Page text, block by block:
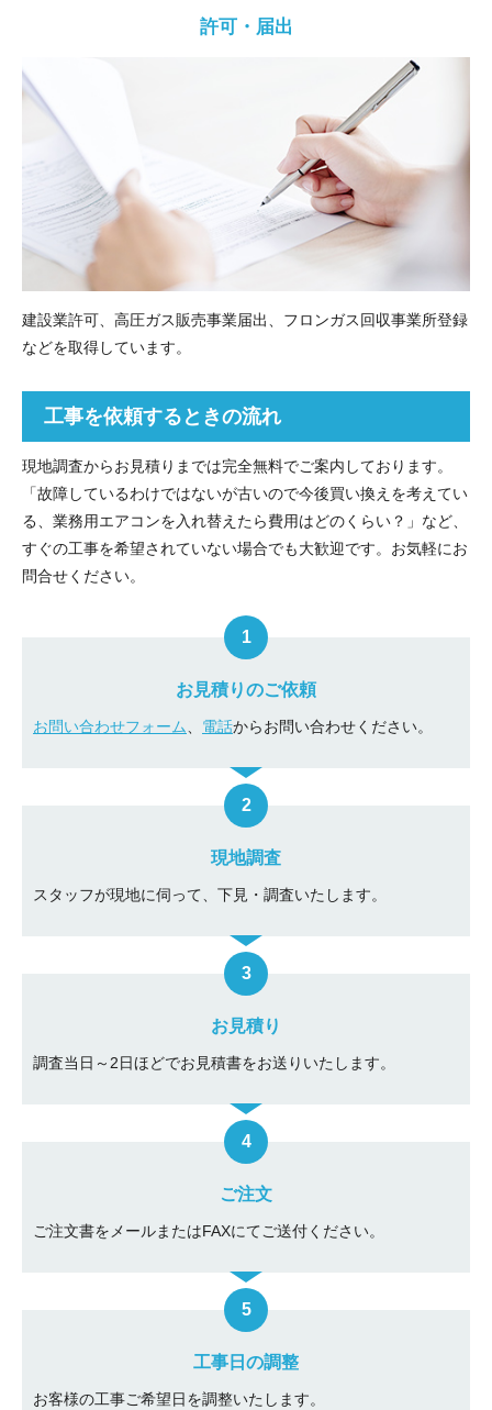
許可・届出
建設業許可、高圧ガス販売事業届出、フロンガス回収事業所登録
などを取得しています。
工事を依頼するときの流れ
現地調査からお見積りまでは完全無料でご案内しております。
「故障しているわけではないが古いので今後買い換えを考えてい
る、業務用エアコンを入れ替えたら費用はどのくらい？」など、
すぐの工事を希望されていない場合でも大歓迎です。お気軽にお
問合せください。
お見積りのご依頼
お問い合わせフォーム 電話からお問い合わせください。
現地調査
スタッフが現地に伺って、下見・調査いたします。
お見積り
調査当日～2日ほどでお見積書をお送りいたします。
ご注文
ご注文書をメールまたはFAXにてご送付ください。
工事日の調整
お客様の工事ご希望日を調整いたします。